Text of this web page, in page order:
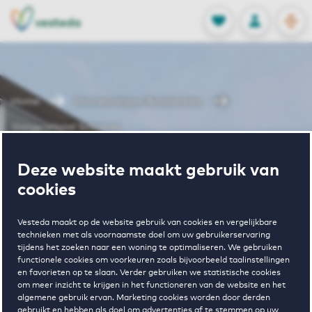
Deze website maakt gebruik van
cookies
Vesteda maakt op de website gebruik van cookies en vergelijkbare
technieken met als voornaamste doel om uw gebruikerservaring
tijdens het zoeken naar een woning te optimaliseren. We gebruiken
functionele cookies om voorkeuren zoals bijvoorbeeld taalinstellingen
en favorieten op te slaan. Verder gebruiken we statistische cookies
om meer inzicht te krijgen in het functioneren van de website en het
algemene gebruik ervan. Marketing cookies worden door derden
FAVORIETEN
Opgeslagen
INLOGGEN
NL
EN
Home
Steigereiland Schoener
Wonen in
Steigereiland
Schoener